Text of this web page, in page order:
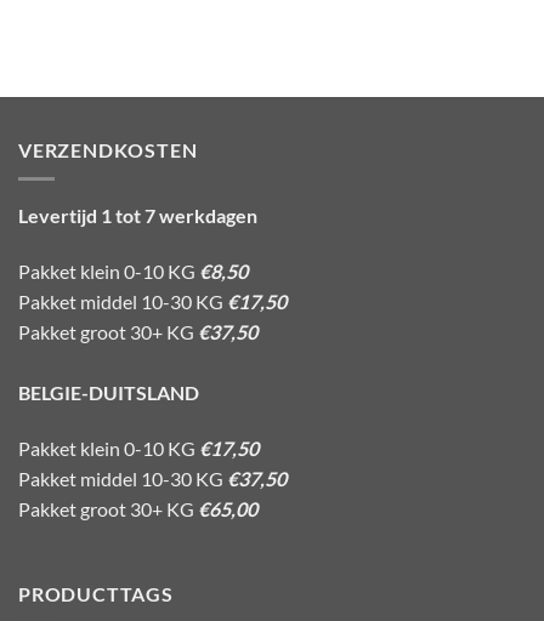
VERZENDKOSTEN
Levertijd 1 tot 7 werkdagen
Pakket klein 0-10 KG €8,50
Pakket middel 10-30 KG €17,50
Pakket groot 30+ KG €37,50
BELGIE-DUITSLAND
Pakket klein 0-10 KG €17,50
Pakket middel 10-30 KG €37,50
Pakket groot 30+ KG €65,00
PRODUCTTAGS